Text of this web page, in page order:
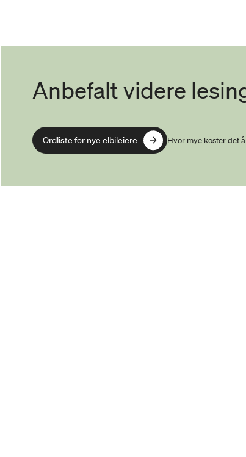
Anbefalt videre
Ordliste for nye elbileiere
Ordliste for nye elbileiere Hvor mye koster det